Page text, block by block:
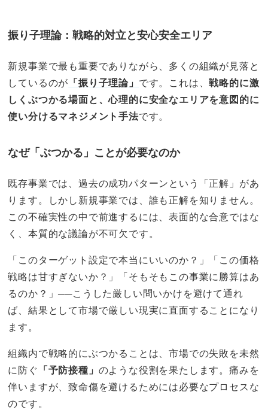
振り子理論：戦略的対立と安心安全エリア
新規事業で最も重要でありながら、多くの組織が見落と
しているのが 「振り子理論」 です。これは、戦略的に激
しくぶつかる場面と、心理的に安全なエリアを意図的に
使い分けるマネジメント手法です。
なぜ「ぶつかる」ことが必要なのか
既存事業では、過去の成功パターンという「正解」があ
ります。しかし新規事業では、誰も正解を知りません。
この不確実性の中で前進するには、表面的な合意ではな
く、本質的な議論が不可欠です。
「このターゲット設定で本当にいいのか？」「この価格
戦略は甘すぎないか？」「そもそもこの事業に勝算はあ
るのか？」──こうした厳しい問いかけを避けて通れ
ば、結果として市場で厳しい現実に直面することになり
ます。
組織内で戦略的にぶつかることは、市場での失敗を未然
に防ぐ
「予防接種」 のような役割を果たします。痛みを
伴いますが、致命傷を避けるためには必要なプロセスな
のです。